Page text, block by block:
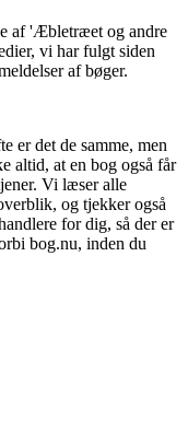
af 'Æbletræet og andre
vi har fulgt siden
af bøger.
er det de samme, men
altid, at en bog også får
Vi læser alle
og tjekker også
for dig, så der er
bog.nu, inden du